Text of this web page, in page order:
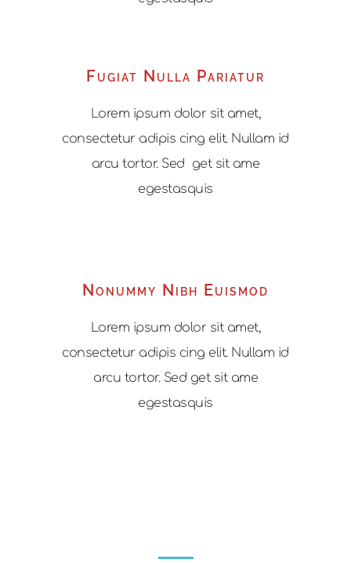
Fugiat Nulla Pariatur
Lorem ipsum dolor sit amet,
consectetur adipis cing elit. Nullam id
arcu tortor. Sed get sit ame
egestasquis
Nonummy Nibh Euismod
Lorem ipsum dolor sit amet,
consectetur adipis cing elit. Nullam id
arcu tortor. Sed get sit ame
egestasquis